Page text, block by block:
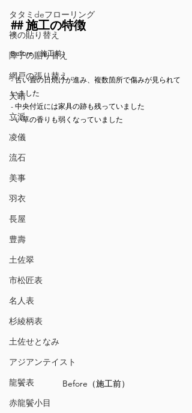
タタミdeフローリング
襖の貼り替え
障子の貼り替え
網戸の張り替え
天晴
立派
凌儀
流石
美事
羽衣
長屋
豊壽
土佐翠
市松匠表
名人表
杉綾柄表
土佐せとなみ
アジアンテイスト
龍鬢表
赤龍鬢小目
## 施工の特徴
Before（施工前）
- 古い畳の日焼けが進み、複数箇所で傷みが見られて
いました
- 中央付近には家具の跡も残っていました
- い草の香りも弱くなっていました
Before（施工前）